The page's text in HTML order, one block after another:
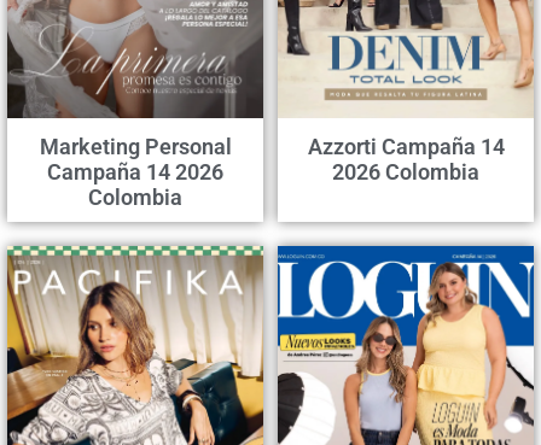
Marketing Personal
Campaña 14 2026
Colombia
Azzorti Campaña 14
2026 Colombia